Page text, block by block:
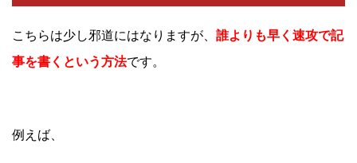
こちらは少し邪道にはなりますが、 誰よりも早く速攻で記
事を書くという方法です。
例えば、